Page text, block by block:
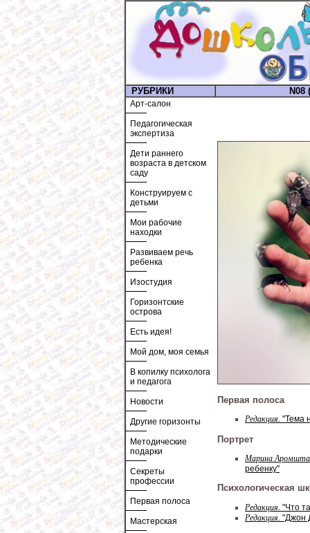
РУБРИКИ N08
Арт-салон
Педагогическая
экспертиза
Дети раннего
возраста в детском
саду
Конструируем с
детьми
Мои рабочие
находки
Развиваем речь
ребенка
Изостудия
Горизонтские
острова
Есть идея!
Мой дом, моя семья
В копилку психолога
и педагога
Новости
Другие горизонты
Методические
подарки
Секреты
профессии
Первая полоса
Мастерская
Первая полоса
Редакция. "Тема
Портрет
Марина
ребенку"
Психологическая
Редакция . "Что
Редакция . "Джон